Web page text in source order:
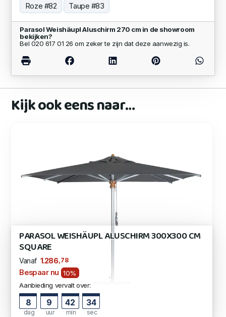
Roze #82
Taupe #83
Parasol Weishäupl Aluschirm 270 cm in de showroom
bekijken?
Bel 020 617 01 26 om zeker te zijn dat deze aanwezig is.
Kijk ook eens naar…
PARASOL WEISHÄUPL ALUSCHIRM 300X300 CM
SQUARE
Vanaf 1.286 ,78
Bespaar nu 10%
Aanbieding vervalt over:
8
dag
9
uur
42
min
33
sec